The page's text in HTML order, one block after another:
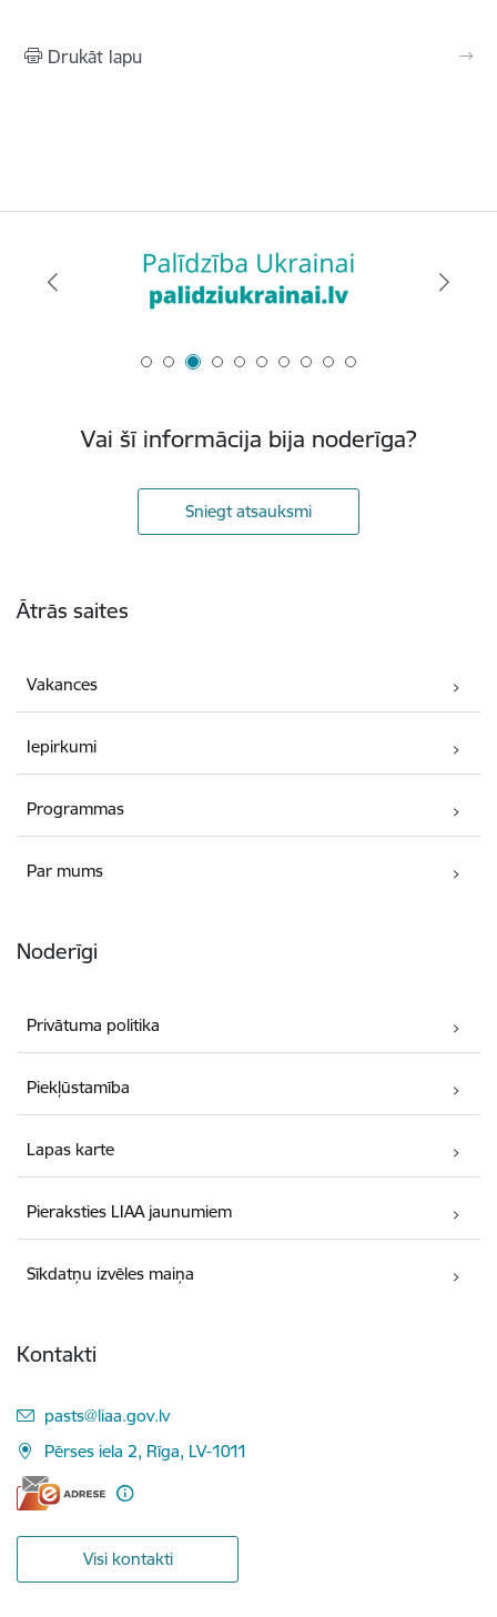
Drukāt lapu
Vai šī informācija bija noderīga?
Sniegt atsauksmi
Ātrās saites
Vakances
Iepirkumi
Programmas
Par mums
Noderīgi
Privātuma politika
Piekļūstamība
Lapas karte
Pieraksties LIAA jaunumiem
Sīkdatņu izvēles maiņa
Kontakti
E-pasts:
pasts@liaa.gov.lv
Pērses iela 2, Rīga, LV-1011
Visi kontakti